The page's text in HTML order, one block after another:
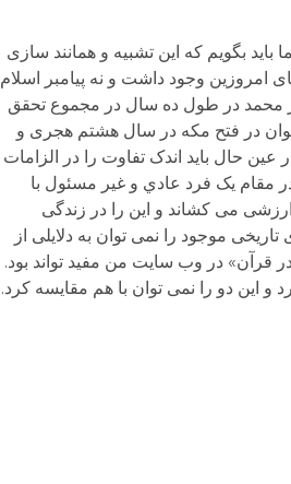
بگویم که این تشبیه و همانند سازی
امروزین وجود داشت و نه پیامبر اسلام
محمد در طول ده سال در مجموع تحقق
در فتح مکه در سال هشتم هجری و
حال باید اندک تفاوت را در الزامات
یک فرد عادي و غیر مسئول با
می کشاند و این را در زندگی
موجود را نمی توان به دلایلی از
قرآن» در وب سایت من مفید تواند بود.
دو را نمی توان با هم مقایسه کرد.